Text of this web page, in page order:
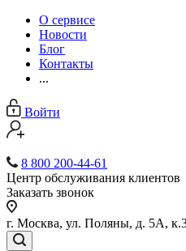
О сервисе
Новости
Блог
Контакты
...
Войти
8 800 200-44-61
Центр обслуживания клиентов
Заказать звонок
г. Москва, ул. Поляны, д. 5А,